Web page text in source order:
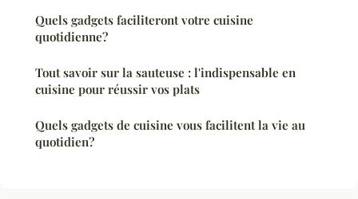
Quels gadgets faciliteront votre cuisine
quotidienne?
Tout savoir sur la sauteuse : l'indispensable en
cuisine pour réussir vos plats
Quels gadgets de cuisine vous facilitent la vie au
quotidien?